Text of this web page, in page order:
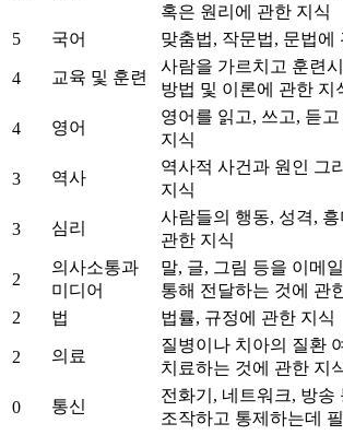
혹은 원리에 관한 지식
5
국어 맞춤법, 작문법, 문법에
4 교육 및 훈련
사람을 가르치고 훈련
방법 및 이론에 관한 지
4 영어
영어를 읽고, 쓰고, 듣
지식
3 역사
역사적 사건과 원인 그
지식
3 심리
사람들의 행동, 성격, 흥
관한 지식
2
의사소통과
미디어
말, 글, 그림 등을 이메
통해 전달하는 것에 관
2
법 법률, 규정에 관한 지식
2 의료
질병이나 치아의 질환
치료하는 것에 관한 지
0 통신
전화기, 네트워크, 방송
조작하고 통제하는데